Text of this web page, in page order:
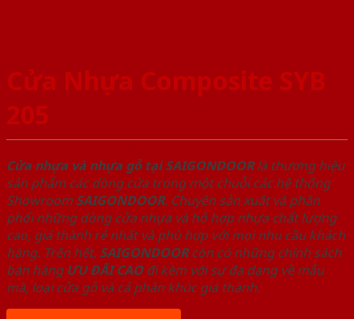
Cửa Nhựa Composite SYB
205
Cửa nhựa và nhựa gỗ tại SAIGONDOORlà thương hiệu
sản phẩm các dòng cửa trong một chuỗi các hệ thống
Showroom SAIGONDOOR. Chuyên sản xuất và phân
phối những dòng cửa nhựa và hỗ hợp nhựa chất lượng
cao, giá thành rẻ nhất và phù hợp với mọi nhu cầu khách
hàng. Trên hết, SAIGONDOORcòn có những chính sách
bán hàng ƯU ĐÃI CAOđi kèm với sự đa dạng về mẫu
mã, loại cửa gỗ và cả phân khúc giá thành.